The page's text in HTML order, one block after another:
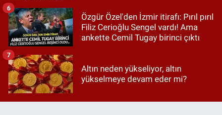
Özgür Özel'den İzmir itirafı: Pırıl pırıl
Filiz Cerioğlu Sengel vardı! Ama
ankette Cemil Tugay birinci çıktı
6
Altın neden yükseliyor, altın
yükselmeye devam eder mi?
7